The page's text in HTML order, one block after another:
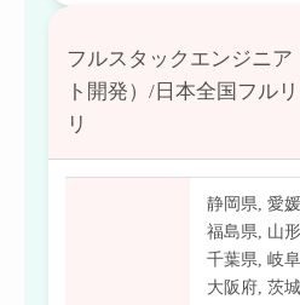
フルスタックエンジニア
ト開発）/日本全国フル
リ
静岡県,愛
福島県, 山
千葉県,岐
大阪府,茨